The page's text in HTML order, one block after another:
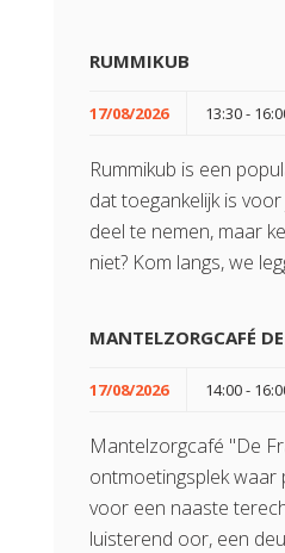
RUMMIKUB
17/08/2026 13:30 -
Rummikub is een
dat toegankelijk is
deel te nemen, maar
niet? Kom langs, we
MANTELZORGCAFÉ
17/08/2026 14:00 -
Mantelzorgcafé "De
ontmoetingsplek
voor een naaste
luisterend oor, een